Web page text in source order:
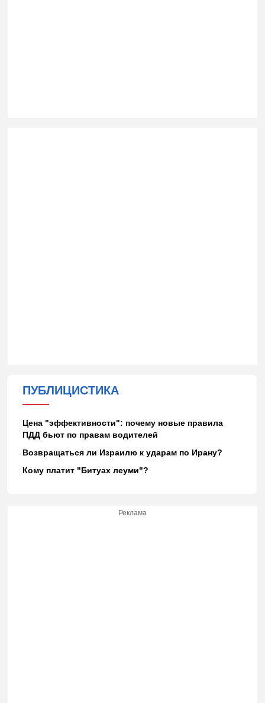
ПУБЛИЦИСТИКА
Цена "эффективности": почему новые правила
ПДД бьют по правам водителей
Возвращаться ли Израилю к ударам по Ирану?
Кому платит "Битуах леуми"?
Реклама